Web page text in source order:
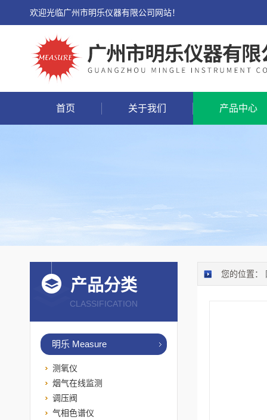
欢迎光临广州市明乐仪器有限公司网站！
首页 关于我们 产品中心
您的位置：
产品分类
CLASSIFICATION
明乐 Measure
测氧仪
烟气在线监测
调压阀
气相色谱仪